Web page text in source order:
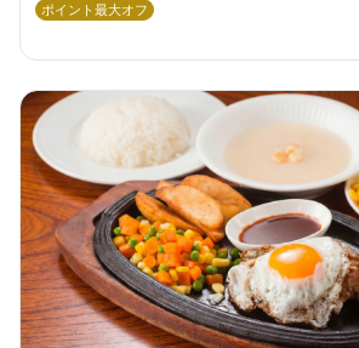
ポイント最大オフ